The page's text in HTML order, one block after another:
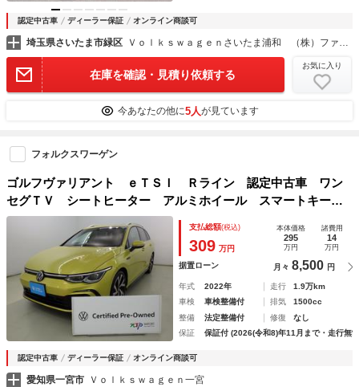
認定中古車 ディーラー保証 オンライン商談可
埼玉県さいたま市緑区 Ｖｏｌｋｓｗａｇｅｎさいたま浦和 （株）ファーレン埼玉
在庫を確認・見積り依頼する
お気に入り
今あなたの他に5人が見ています
フォルクスワーゲン
ゴルフヴァリアント ｅＴＳＩ Ｒライン 認定中古車 ワン
セグＴＶ シートヒーター アルミホイール スマートキー
盗難防止システム 記録簿 サイドエアバッグ 横滑り防止装
置 アダプティブクルーズコントロール
支払総額(税込)
309 万円
本体価格
295
万円
諸費用
14
万円
据置ローン 月々 8,500 円
年式 2022年 走行
1.9万km
車検
車検整備付 排気
1500cc
整備
法定整備付 修復
なし
保証
保証付 (2026(令和8)年11月まで・走行無
認定中古車 ディーラー保証 オンライン商談可
愛知県一宮市 Ｖｏｌｋｓｗａｇｅｎ一宮